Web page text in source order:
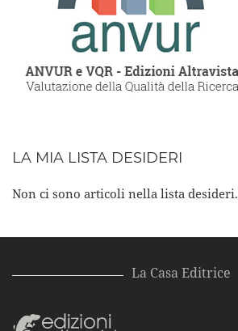
LA MIA LISTA DESIDERI
Non ci sono articoli nella lista desideri.
La Casa Editrice